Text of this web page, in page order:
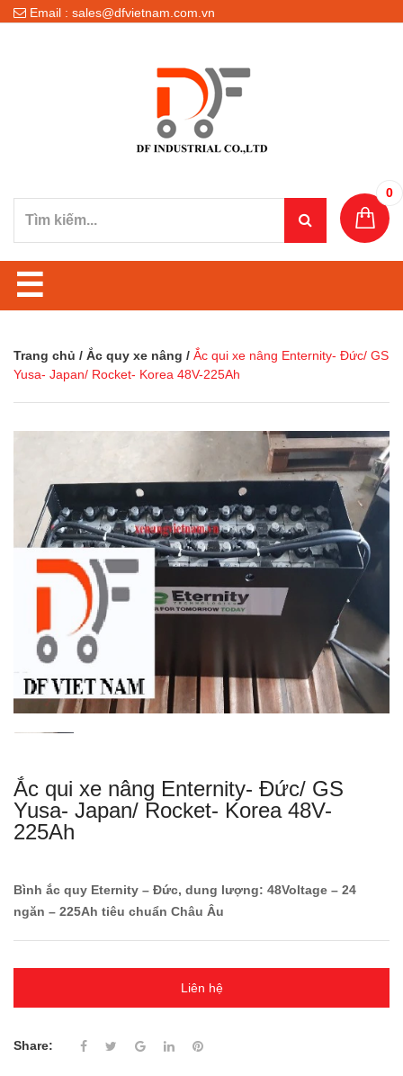
Email : sales@dfvietnam.com.vn
0
☰
Trang chủ / Ắc quy xe nâng / Ắc qui xe nâng Enternity- Đức/ GS
Yusa- Japan/ Rocket- Korea 48V-225Ah
Ắc qui xe nâng Enternity- Đức/ GS
Yusa- Japan/ Rocket- Korea 48V-
225Ah
Bình ắc quy Eternity – Đức, dung lượng: 48Voltage – 24
ngăn – 225Ah tiêu chuẩn Châu Âu
Liên hệ
Share: